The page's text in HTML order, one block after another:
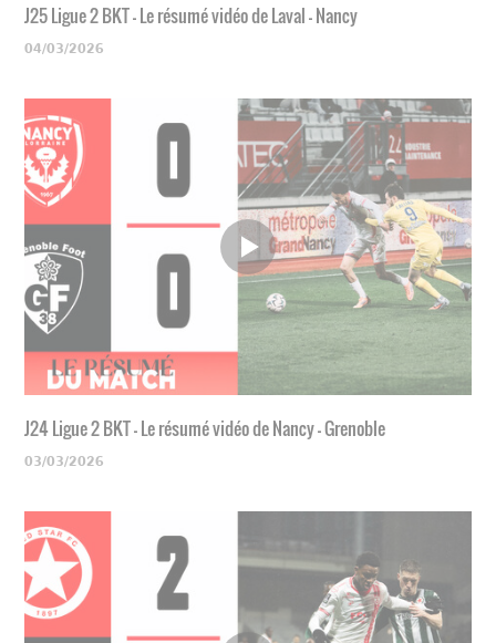
J25 Ligue 2 BKT - Le résumé vidéo de Laval - Nancy
04/03/2026
J24 Ligue 2 BKT - Le résumé vidéo de Nancy - Grenoble
03/03/2026